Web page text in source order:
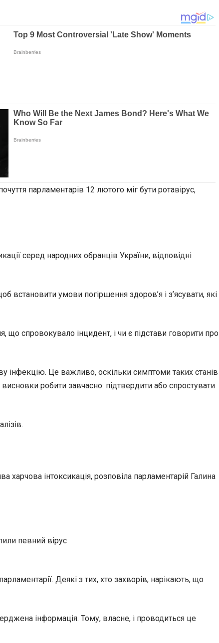
парламентарів 12 лютого міг бути ротавірус,
серед народних обранців України, відповідні
встановити умови погіршення здоров’я і з’ясувати, які
що спровокувало інцидент, і чи є підстави говорити про
інфекцію. Це важливо, оскільки симптоми таких станів
робити завчасно: підтвердити або спростувати
інтоксикація, розповіла парламентарій Галина
певний вірус
Деякі з тих, хто захворів, нарікають, що
інформація. Тому, власне, і проводиться це